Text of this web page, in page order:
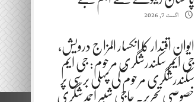
اگست 7, 2026
ایوانِ اقتدار کا انکسار المزاج درویش،
جی ایم سکندرشگری مرحوم: جی ایم
سکندرشگری مرحوم کی پہلی برسی پر
خصوصی تحریر. حاجی شبیر احمد شگری